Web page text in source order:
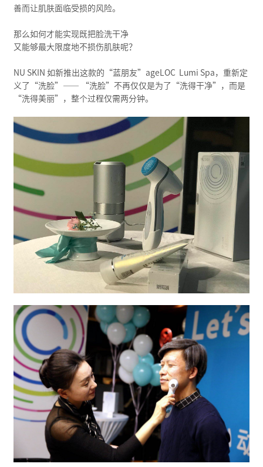
善而让肌肤面临受损的风险。
那么如何才能实现既把脸洗干净
又能够最大限度地不损伤肌肤呢？
NU SKIN 如新推出这款的“蓝朋友”ageLOC Lumi Spa，重新定
义了“洗脸”—— “洗脸”不再仅仅是为了“洗得干净”，而是
“洗得美丽”，整个过程仅需两分钟。